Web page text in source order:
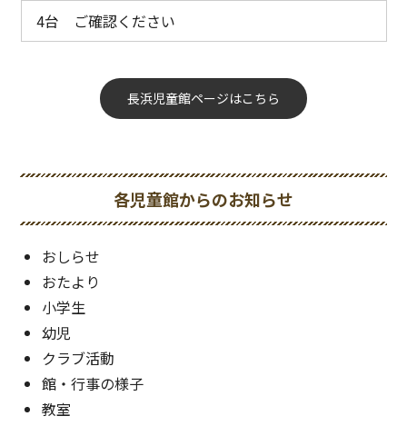
4台 ご確認ください
長浜児童館ページはこちら
各児童館からのお知らせ
おしらせ
おたより
小学生
幼児
クラブ活動
館・行事の様子
教室